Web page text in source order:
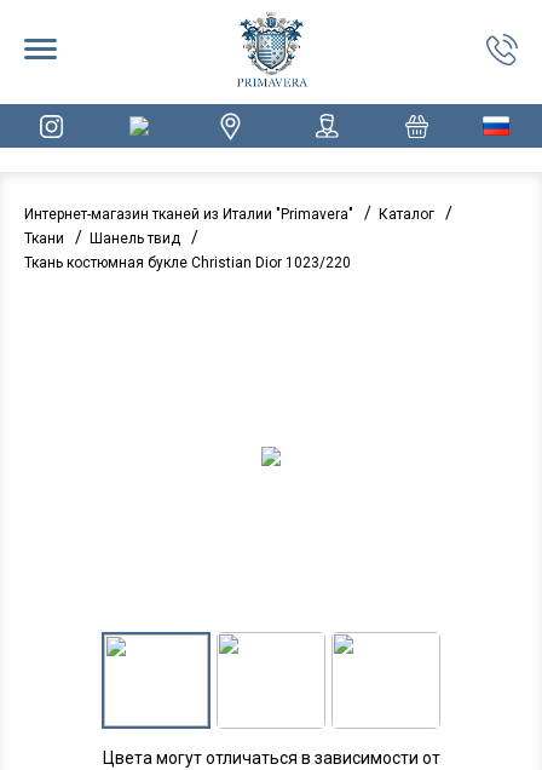
Интернет-магазин тканей из Италии "Primavera" / Каталог /
Ткани / Шанель твид /
Ткань костюмная букле Christian Dior 1023/220
Цвета могут отличаться в зависимости от